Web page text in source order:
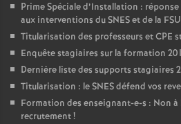
Prime Spéciale d’Installation :
aux interventions duSNESet de la FSU
Titularisation des professeurs etCPE
Enquête stagiaires sur la formation
Dernière liste des supports stagiaires
Titularisation : leSNESdéfend vos
Formation des enseignant-e-s : Non à
recrutement!